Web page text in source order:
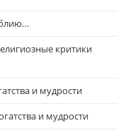
критики
и мудрости
и мудрости